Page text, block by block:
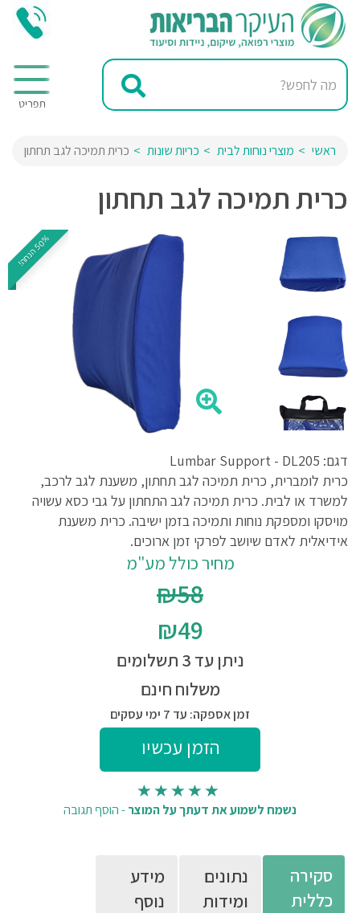
ראשי מוצרי נוחות לבית כריות שונות כרית תמיכה לגב תחתון
כרית תמיכה לגב תחתון
5
0
%
ה
נ
ח
ה
!
דגם: Lumbar Support - DL205
כרית לומברית, כרית תמיכה לגב תחתון, משענת לגב לרכב,
למשרד או לבית. כרית תמיכה לגב התחתון על גבי כסא עשויה
מויסקו ומספקת נוחות ותמיכה בזמן ישיבה. כרית משענת
אידיאלית לאדם שיושב לפרקי זמן ארוכים.
מחיר כולל מע"מ
₪58
₪49
ניתן עד 3 תשלומים
משלוח חינם
זמן אספקה: עד 7 ימי עסקים
נשמח לשמוע את דעתך על המוצר-הוסף תגובה
סקירה
כללית
נתונים
ומידות
מידע
נוסף